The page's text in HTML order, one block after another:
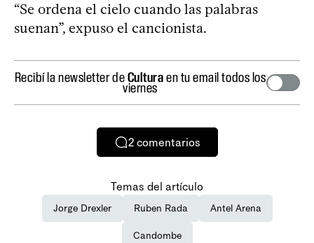
“Se ordena el cielo cuando las palabras
suenan”, expuso el cancionista.
Recibí la newsletter deCulturaen tu email todos los
viernes
2 comentarios
Temas del artículo
Jorge Drexler Ruben Rada Antel Arena
Candombe